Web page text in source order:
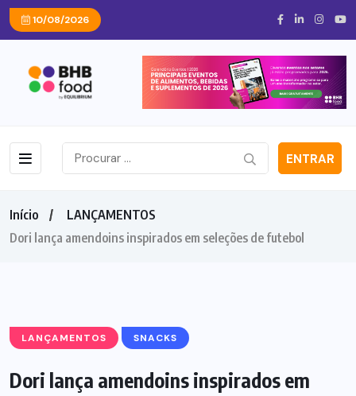
10/08/2026
ENTRAR
Início
LANÇAMENTOS
Dori lança amendoins inspirados em seleções de futebol
LANÇAMENTOS SNACKS
Dori lança amendoins inspirados em